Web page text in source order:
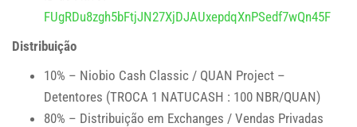
FUgRDu8zgh5bFtjJN27XjDJAUxepdqXnPSedf7wQn45F
Distribuição
10% – Niobio Cash Classic / QUAN Project –
Detentores (TROCA 1 NATUCASH : 100 NBR/QUAN)
80% – Distribuição em Exchanges / Vendas Privadas